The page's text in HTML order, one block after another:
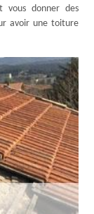
vous donner des
avoir une toiture